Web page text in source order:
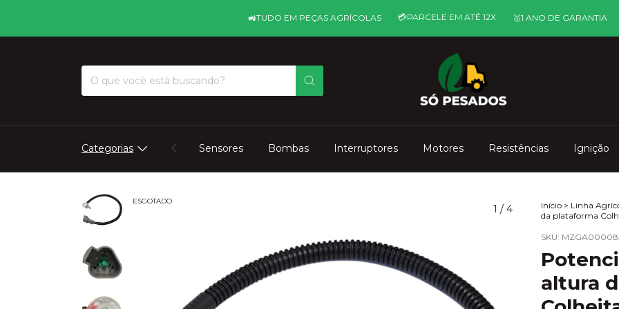
🚜ㅤTUDO EM PEÇAS AGRÍCOLAS 💳ㅤPARCELE EM ATÉ 12X 🥇ㅤ1 ANO DE GARANTIA 🚜ㅤTUDO
Categorias Sensores Bombas Interruptores Motores Resistências Ignição
ESGOTADO
1 / 4 Início > Linha
da plataforma
SKU:
altura